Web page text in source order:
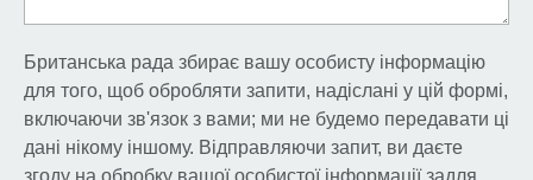
Британська рада збирає вашу особисту інформацію
для того, щоб обробляти запити, надіслані у цій формі,
включаючи зв'язок з вами; ми не будемо передавати ці
дані нікому іншому. Відправляючи запит, ви даєте
згоду на обробку вашої особистої інформації задля